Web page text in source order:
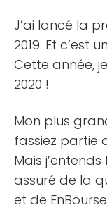
J’ai lancé la
2019. Et c’est
Cette année,
2020 !
Mon plus
fassiez partie
Mais
assuré de la
et de